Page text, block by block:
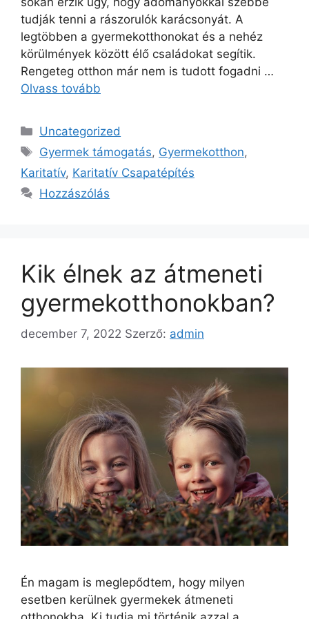
tudják tenni a rászorulók karácsonyát. A
legtöbben a gyermekotthonokat és a nehéz
körülmények között élő családokat segítik.
Rengeteg otthon már nem is tudott fogadni …
Olvass tovább
Uncategorized
Gyermek támogatás, Gyermekotthon,
Karitatív, Karitatív Csapatépítés
Hozzászólás
Kik élnek az átmeneti
gyermekotthonokban?
december 7, 2022 Szerző: admin
Én magam is meglepődtem, hogy milyen
esetben kerülnek gyermekek átmeneti